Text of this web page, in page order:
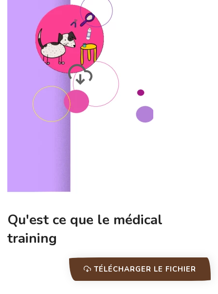
Qu'est ce que le médical
training
TÉLÉCHARGER LE FICHIER